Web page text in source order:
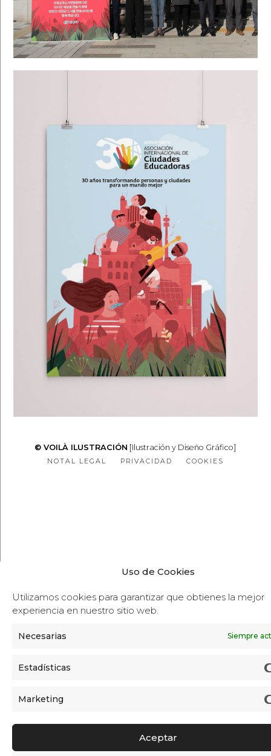
Uso de Cookies
Utilizamos cookies para garantizar que obtienes la mejor
experiencia en nuestro sitio web.
Necesarias Siempre
Estadísticas
Marketing
Aceptar
© VOILÀ ILUSTRACIÓN [Ilustración y Diseño Gráfico]
NOTAL LEGAL PRIVACIDAD COOKIES